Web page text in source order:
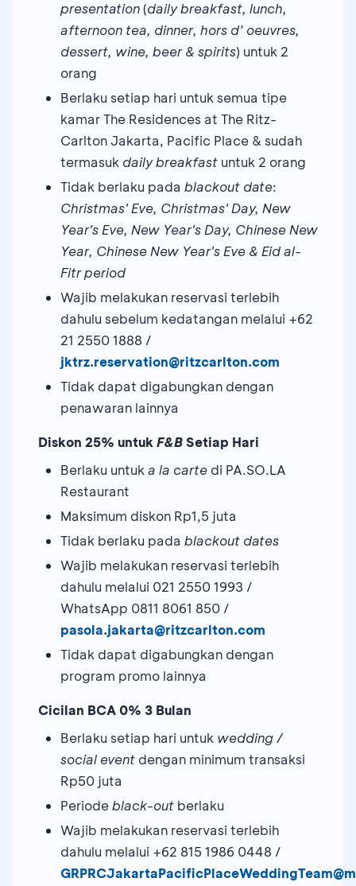
presentation(daily breakfast, lunch,
afternoon tea, dinner, hors d’ oeuvres,
dessert, wine, beer & spirits) untuk 2
orang
Berlaku setiap hari untuk semua tipe
kamar The Residences at The Ritz-
Carlton Jakarta, Pacific Place & sudah
termasuk daily breakfast untuk 2 orang
Tidak berlaku pada blackout date:
Christmas' Eve, Christmas' Day, New
Year's Eve, New Year's Day, Chinese New
Year, Chinese New Year's Eve & Eid al-
Fitr period
Wajib melakukan reservasi terlebih
dahulu sebelum kedatangan melalui +62
21 2550 1888 /
jktrz.reservation@ritzcarlton.com
Tidak dapat digabungkan dengan
penawaran lainnya
Diskon 25% untuk F&BSetiap Hari
Berlaku untuk a la carte di PA.SO.LA
Restaurant
Maksimum diskon Rp1,5 juta
Tidak berlaku pada blackout dates
Wajib melakukan reservasi terlebih
dahulu melalui 021 2550 1993 /
WhatsApp 0811 8061 850 /
pasola.jakarta@ritzcarlton.com
Tidak dapat digabungkan dengan
program promo lainnya
Cicilan BCA 0% 3 Bulan
Berlaku setiap hari untuk wedding /
social event dengan minimum transaksi
Rp50 juta
Periodeblack-out berlaku
Wajib melakukan reservasi terlebih
dahulu melalui +62 815 1986 0448 /